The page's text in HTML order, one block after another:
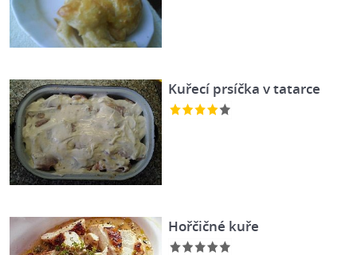
Kuřecí prsíčka v tatarce
Hořčičné kuře